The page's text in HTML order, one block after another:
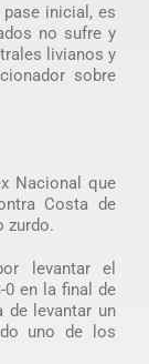
inicial, es
no sufre y
livianos y
sobre
Nacional que
Costa de
zurdo.
levantar el
0 en la final de
de levantar un
uno de los